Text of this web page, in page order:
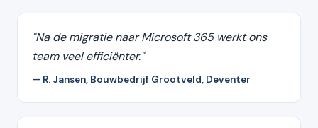
"Na de migratie naar Microsoft 365 werkt ons
team veel efficiënter."
— R. Jansen, Bouwbedrijf Grootveld, Deventer